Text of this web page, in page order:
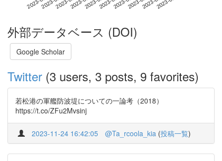
外部データベース (DOI)
Google Scholar
Twitter (3 users, 3 posts, 9 favorites)
若松港の軍艦防波堤についての一論考（2018）
https://t.co/ZFu2Mvsinj
2023-11-24 16:42:05 @Ta_rcoola_kia (投稿一覧)